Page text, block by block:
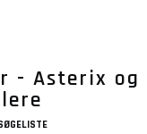
- Asterix og